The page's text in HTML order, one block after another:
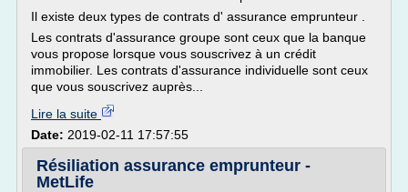
Il existe deux types de contrats d' assurance emprunteur .
Les contrats d'assurance groupe sont ceux que la banque
vous propose lorsque vous souscrivez à un crédit
immobilier. Les contrats d'assurance individuelle sont ceux
que vous souscrivez auprès...
Lire la suite
Date: 2019-02-11 17:57:55
Résiliation assurance emprunteur -
MetLife